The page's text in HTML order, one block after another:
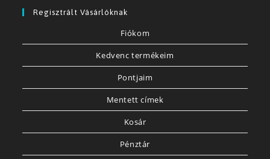
Regisztrált Vásárlóknak
Fiókom
Kedvenc termékeim
Pontjaim
Mentett címek
Kosár
Pénztár